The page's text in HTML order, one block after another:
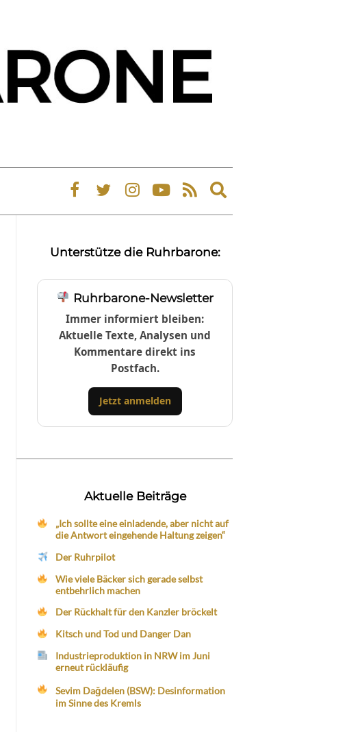
Expand
search
Unterstütze die Ruhrbarone:
Ruhrbarone-Newsletter
Immer informiert bleiben:
Aktuelle Texte, Analysen und
Kommentare direkt ins
Postfach.
Jetzt anmelden
Aktuelle Beiträge
„Ich sollte eine einladende, aber nicht auf
die Antwort eingehende Haltung zeigen“
Der Ruhrpilot
Wie viele Bäcker sich gerade selbst
entbehrlich machen
Der Rückhalt für den Kanzler bröckelt
Kitsch und Tod und Danger Dan
Industrieproduktion in NRW im Juni
erneut rückläufig
Sevim Dağdelen (BSW): Desinformation
im Sinne des Kremls